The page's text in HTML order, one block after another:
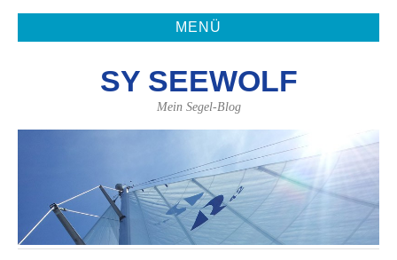
MENÜ
SY SEEWOLF
Mein Segel-Blog